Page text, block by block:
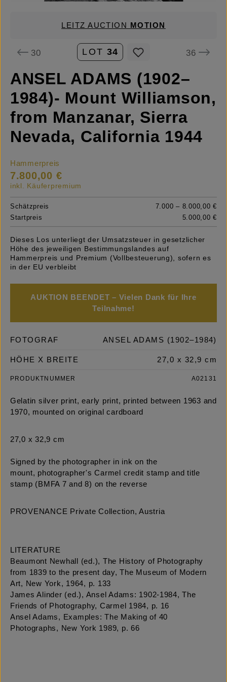
LEITZ AUCTION MOTION
30 LOT 34 36
ANSEL ADAMS (1902–
1984)- Mount Williamson,
from Manzanar, Sierra
Nevada, California 1944
Hammerpreis
7.800,00 €
inkl. Käuferpremium
Schätzpreis
7.000 – 8.000,00 €
Startpreis
5.000,00 €
Dieses Los unterliegt der Umsatzsteuer in gesetzlicher
Höhe des jeweiligen Bestimmungslandes auf
Hammerpreis und Premium (Vollbesteuerung), sofern es
in der EU verbleibt
AUKTION BEENDET – Vielen Dank für Ihre
Teilnahme!
FOTOGRAF ANSEL ADAMS (1902–1984)
HÖHE X BREITE 27,0 x 32,9 cm
PRODUKTNUMMER A02131
Gelatin silver print, early print, printed between 1963 and
1970, mounted on original cardboard
27,0 x 32,9 cm
Signed by the photographer in ink on the
mount, photographer's Carmel credit stamp and title
stamp (BMFA 7 and 8) on the reverse
PROVENANCE Private Collection, Austria
LITERATURE
Beaumont Newhall (ed.), The History of Photography
from 1839 to the present day, The Museum of Modern
Art, New York, 1964, p. 133
James Alinder (ed.), Ansel Adams: 1902-1984, The
Friends of Photography, Carmel 1984, p. 16
Ansel Adams, Examples: The Making of 40
Photographs, New York 1989, p. 66